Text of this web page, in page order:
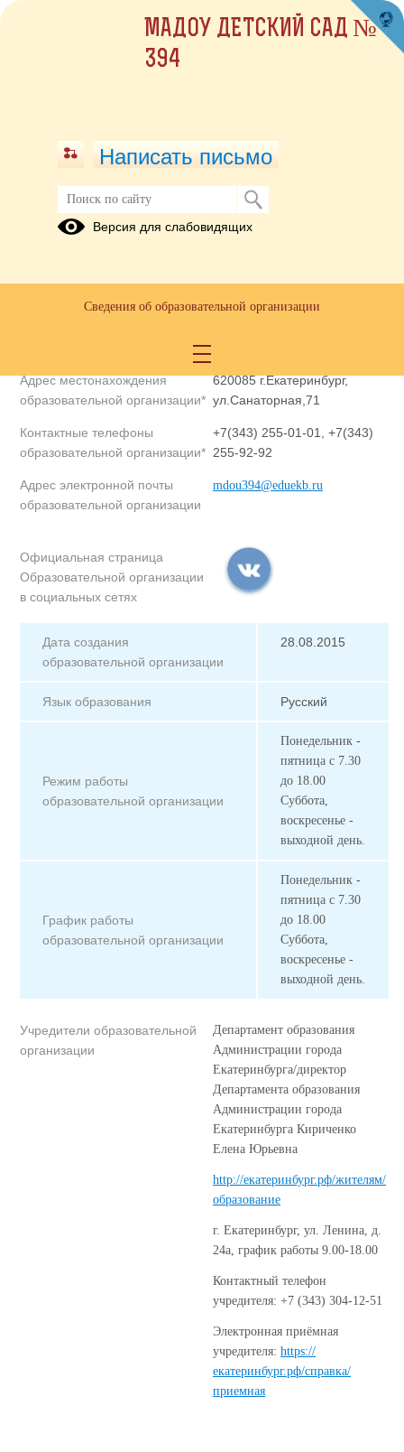
Полное наименование
образовательной организации*
Муниципальное автономное
дошкольное
образовательной организации*
Адрес местонахождения
образовательной организации*
620085 г.Екатеринбург,
ул.Санаторная,71
Контактные телефоны
образовательной организации*
+7(343) 255-01-01, +7(343)
255-92-92
Адрес электронной почты
образовательной организации
mdou394@eduekb.ru
Официальная страница
Образовательной организации
в социальных сетях
Дата создания
образовательной организации
28.08.2015
Язык образования Русский
Режим работы
образовательной организации
Понедельник -
пятница с 7.30
до 18.00
Суббота,
воскресенье -
выходной день.
График работы
образовательной организации
Понедельник -
пятница с 7.30
до 18.00
Суббота,
воскресенье -
выходной день.
Учредители образовательной
организации
Департамент образования
Администрации города
Екатеринбурга/директор
Департамента образования
Администрации города
Екатеринбурга Кириченко
Елена Юрьевна
http://екатеринбург.рф/жителям/
образование
г. Екатеринбург, ул. Ленина, д.
24а, график работы 9.00-18.00
Контактный телефон
учредителя: +7 (343) 304-12-51
Электронная приёмная
учредителя: https://
екатеринбург.рф/справка/
приемная
МАДОУ ДЕТСКИЙ САД №
394
Написать письмо
Версия для слабовидящих
Сведения об образовательной организации